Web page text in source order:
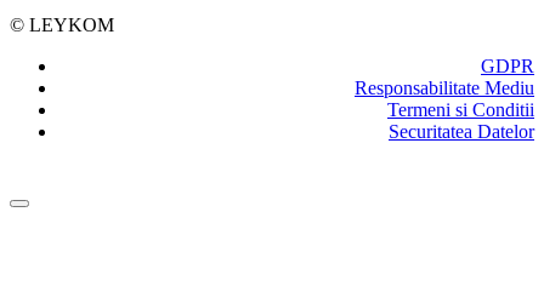
© LEYKOM
GDPR
Responsabilitate Mediu
Termeni si Conditii
Securitatea Datelor